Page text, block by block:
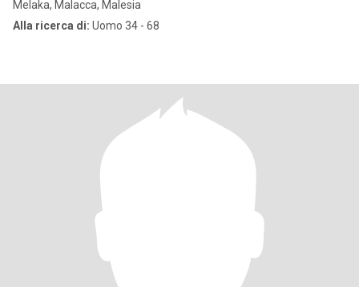
Melaka, Malacca, Malesia
Alla ricerca di: Uomo 34 - 68